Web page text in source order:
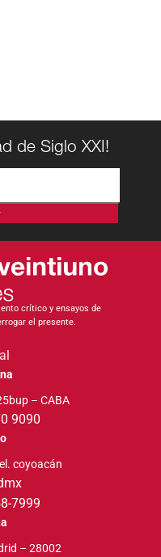
de Siglo XXI!
crítico y ensayos de
el presente.
– CABA
9090
coyoacán
7999
– 28002